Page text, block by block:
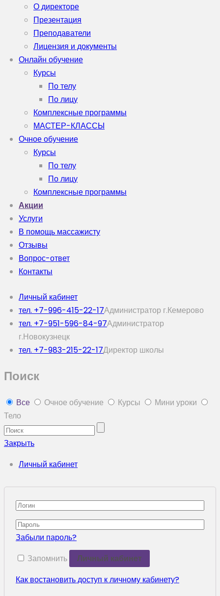
О директоре
Презентация
Преподаватели
Лицензия и документы
Онлайн обучение
Курсы
По телу
По лицу
Комплексные программы
МАСТЕР-КЛАССЫ
Очное обучение
Курсы
По телу
По лицу
Комплексные программы
Акции
Услуги
В помощь массажисту
Отзывы
Вопрос-ответ
Контакты
Личный кабинет
тел. +7-996-415-22-17Администратор г.Кемерово
тел. +7-951-596-84-97Администратор
г.Новокузнецк
тел. +7-983-215-22-17Директор школы
Поиск
Все Очное обучение Курсы
Мини уроки
Тело
Закрыть
Личный кабинет
Забыли пароль?
Запомнить
Как востановить доступ к личному кабинету?